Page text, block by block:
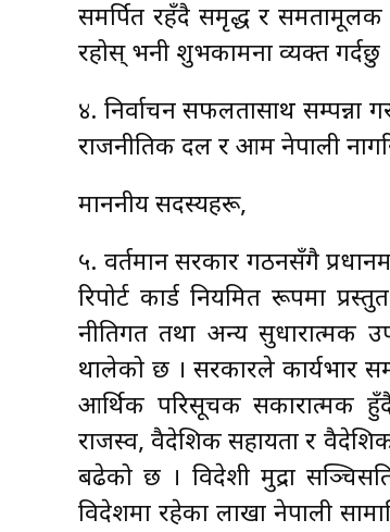
समर्पित रहँदै समृद्ध र समतामूलक
रहोस् भनी शुभकामना व्यक्त गर्दछु
४. निर्वाचन सफलतासाथ सम्पन्ना
राजनीतिक दल र आम नेपाली
माननीय सदस्यहरू,
५. वर्तमान सरकार गठनसँगै
रिपोर्ट कार्ड नियमित रूपमा
नीतिगत तथा अन्य सुधारात्मक
थालेको छ । सरकारले कार्यभार
आर्थिक परिसूचक सकारात्मक
राजस्व, वैदेशिक सहायता र
बढेको छ । विदेशी मुद्रा
विदेशमा रहेका लाखौँ नेपाली